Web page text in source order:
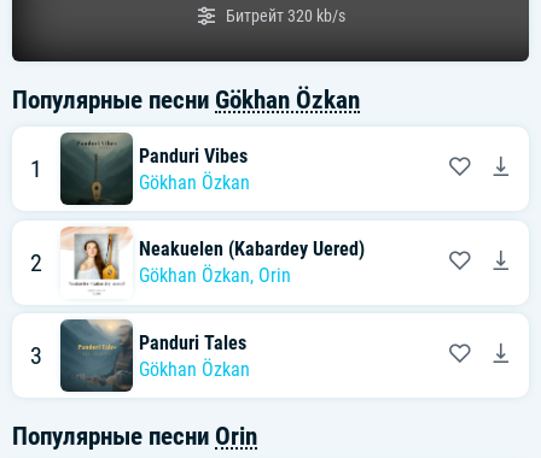
Битрейт320 kb/s
Популярные песни Gökhan Özkan
1
Panduri Vibes
Gökhan Özkan
2
Neakuelen (Kabardey Uered)
Gökhan Özkan, Orin
3
Panduri Tales
Gökhan Özkan
Популярные песни Orin